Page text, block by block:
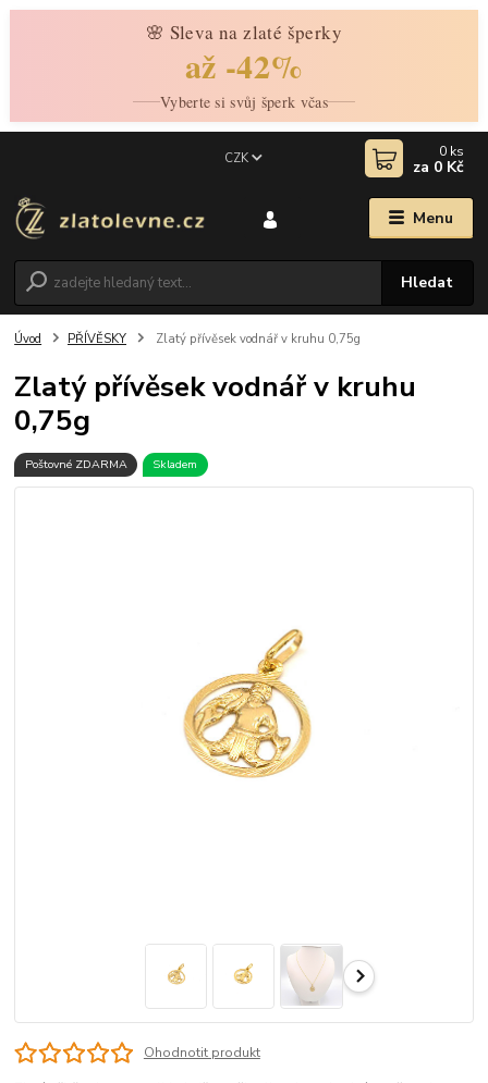
🌸 Sleva na zlaté šperky
až -42%
Vyberte si svůj šperk včas
Menu
CZK
Hledat
0 ks
za 0 Kč
Úvod PŘÍVĚSKY Zlatý přívěsek vodnář v kruhu 0,75g
Zlatý přívěsek vodnář v kruhu
0,75g
Poštovné ZDARMA Skladem
Ohodnotit produkt